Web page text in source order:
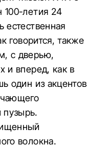
100-летия 24
естественная
говорится, также
с дверью,
и вперед, как в
один из акцентов
волокна.